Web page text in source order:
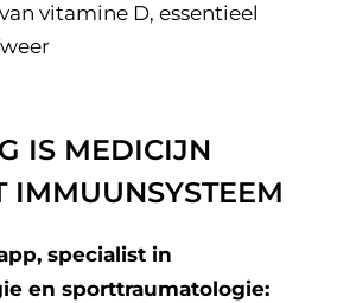
vitamine D, essentieel
IS MEDICIJN
IMMUUNSYSTEEM
specialist in
en sporttraumatologie: